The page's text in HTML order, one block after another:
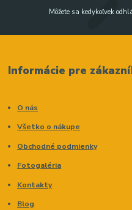
Môžete sa kedykoľvek
Informácie pre
O nás
Všetko o nákupe
Obchodné podmienky
Fotogaléria
Kontakty
Blog